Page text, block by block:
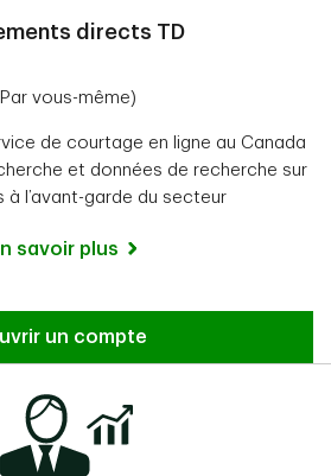
directs TD
vous-même)
de courtage en ligne au Canada
et données de recherche sur
à l’avant-garde du secteur
savoir plus
un compte